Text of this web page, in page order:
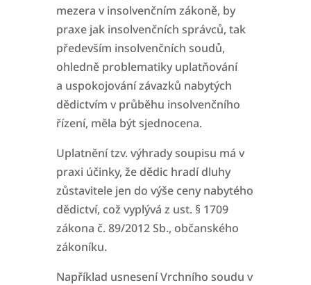
mezera v insolvenčním zákoně, by
praxe jak insolvenčních správců, tak
především insolvenčních soudů,
ohledně problematiky uplatňování
a uspokojování závazků nabytých
dědictvím v průběhu insolvenčního
řízení, měla být sjednocena.
Uplatnění tzv. výhrady soupisu má v
praxi účinky, že dědic hradí dluhy
zůstavitele jen do výše ceny nabytého
dědictví, což vyplývá z ust. § 1709
zákona č. 89/2012 Sb., občanského
zákoníku.
Například usnesení Vrchního soudu v